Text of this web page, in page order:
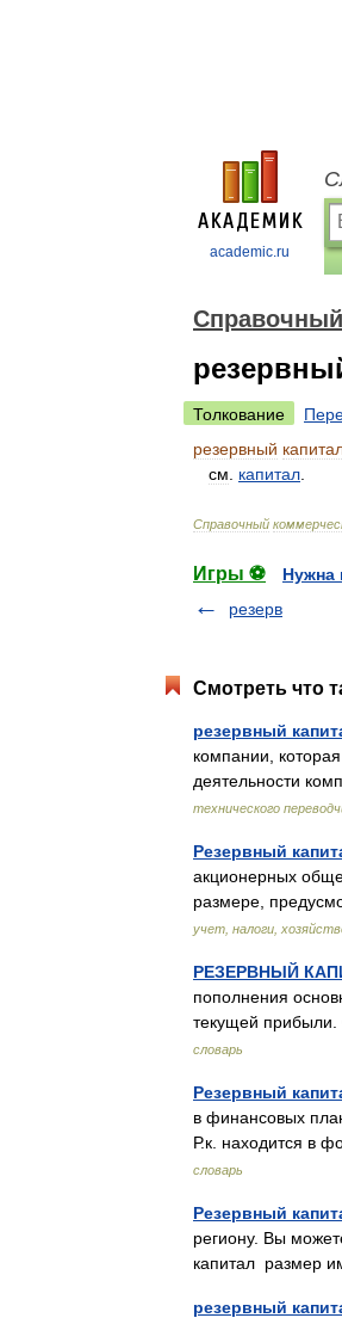
academic.ru
Толкование
резервный
см
капитал
Справочный
Игры ⚽
Нужна
резерв
Смотреть что
резервный
компании,
деятельности
технического
Резервный
акционерных
размере,
учет, налоги,
РЕЗЕРВНЫЙ
пополнения
текущей прибыли.
словарь
Резервный
в финансовых
Р.к. находится в
словарь
Резервный
региону. Вы
капитал размер
резервный